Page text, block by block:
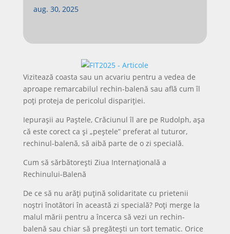
aug. 30, 2025
Vizitează coasta sau un acvariu pentru a vedea de
aproape remarcabilul rechin-balenă sau află cum îl
poți proteja de pericolul dispariției.
Iepurașii au Paștele, Crăciunul îl are pe Rudolph, așa
că este corect ca și „peștele” preferat al tuturor,
rechinul-balenă, să aibă parte de o zi specială.
Cum să sărbătorești Ziua Internațională a
Rechinului-Balenă
De ce să nu arăți puțină solidaritate cu prietenii
noștri înotători în această zi specială? Poți merge la
malul mării pentru a încerca să vezi un rechin-
balenă sau chiar să pregătești un tort tematic. Orice